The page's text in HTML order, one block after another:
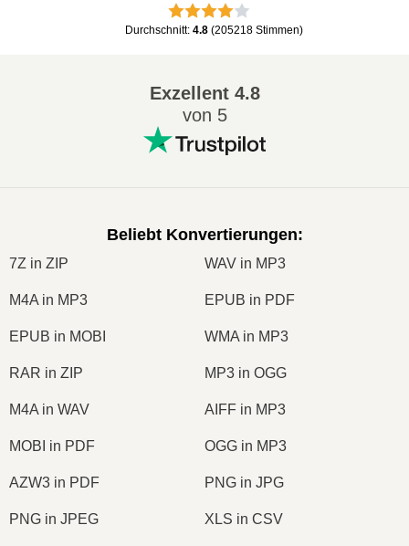
Durchschnitt: 4.8 (205218 Stimmen)
Exzellent4.8
von 5
Beliebt Konvertierungen:
7Z in ZIP WAV in MP3
M4A in MP3 EPUB in PDF
EPUB in MOBI WMA in MP3
RAR in ZIP MP3 in OGG
M4A in WAV AIFF in MP3
MOBI in PDF OGG in MP3
AZW3 in PDF PNG in JPG
PNG in JPEG XLS in CSV